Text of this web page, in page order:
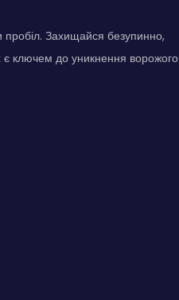
пробіл. Захищайся безупинно,
є ключем до уникнення ворожого